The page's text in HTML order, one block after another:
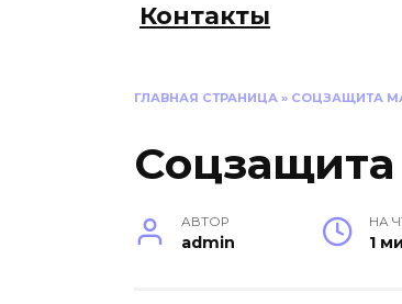
Контакты
ГЛАВНАЯ СТРАНИЦА » СОЦЗАЩИТА
АВТОР
admin
НА
1